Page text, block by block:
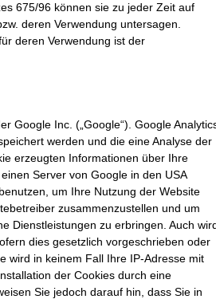
675/96 können sie zu jeder Zeit auf
deren Verwendung untersagen.
deren Verwendung ist der
Google Inc. („Google“). Google
werden und die eine Analyse der
erzeugten Informationen über Ihre
Server von Google in den USA
um Ihre Nutzung der Website
zusammenzustellen und um
Dienstleistungen zu erbringen. Auch
dies gesetzlich vorgeschrieben oder
wird in keinem Fall Ihre IP-Adresse mit
der Cookies durch eine
Sie jedoch darauf hin, dass Sie in